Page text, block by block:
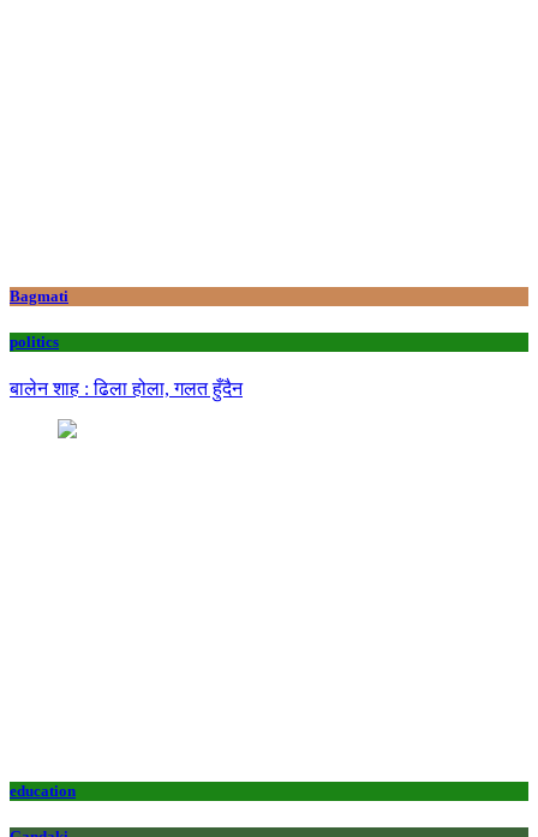
Bagmati
politics
बालेन शाह : ढिला होला, गलत हुँदैन
education